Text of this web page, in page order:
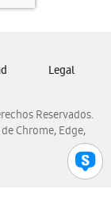
Reservados.
Chrome, Edge,
Legal